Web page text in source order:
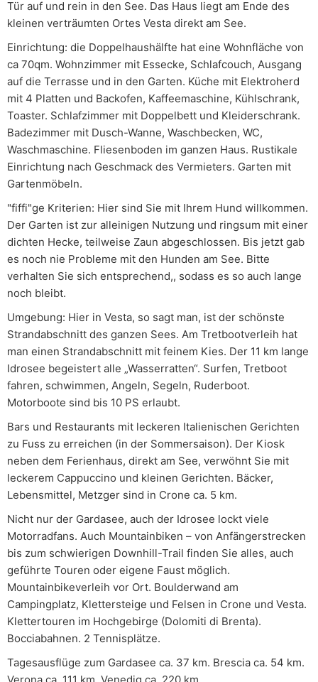
Tür auf und rein in den See. Das Haus liegt am Ende des
kleinen verträumten Ortes Vesta direkt am See.
Einrichtung: die Doppelhaushälfte hat eine Wohnfläche von
ca 70qm. Wohnzimmer mit Essecke, Schlafcouch, Ausgang
auf die Terrasse und in den Garten. Küche mit Elektroherd
mit 4 Platten und Backofen, Kaffeemaschine, Kühlschrank,
Toaster. Schlafzimmer mit Doppelbett und Kleiderschrank.
Badezimmer mit Dusch-Wanne, Waschbecken, WC,
Waschmaschine. Fliesenboden im ganzen Haus. Rustikale
Einrichtung nach Geschmack des Vermieters. Garten mit
Gartenmöbeln.
"fiffi"ge Kriterien: Hier sind Sie mit Ihrem Hund willkommen.
Der Garten ist zur alleinigen Nutzung und ringsum mit einer
dichten Hecke, teilweise Zaun abgeschlossen. Bis jetzt gab
es noch nie Probleme mit den Hunden am See. Bitte
verhalten Sie sich entsprechend,, sodass es so auch lange
noch bleibt.
Umgebung: Hier in Vesta, so sagt man, ist der schönste
Strandabschnitt des ganzen Sees. Am Tretbootverleih hat
man einen Strandabschnitt mit feinem Kies. Der 11 km lange
Idrosee begeistert alle „Wasserratten“. Surfen, Tretboot
fahren, schwimmen, Angeln, Segeln, Ruderboot.
Motorboote sind bis 10 PS erlaubt.
Bars und Restaurants mit leckeren Italienischen Gerichten
zu Fuss zu erreichen (in der Sommersaison). Der Kiosk
neben dem Ferienhaus, direkt am See, verwöhnt Sie mit
leckerem Cappuccino und kleinen Gerichten. Bäcker,
Lebensmittel, Metzger sind in Crone ca. 5 km.
Nicht nur der Gardasee, auch der Idrosee lockt viele
Motorradfans. Auch Mountainbiken – von Anfängerstrecken
bis zum schwierigen Downhill-Trail finden Sie alles, auch
geführte Touren oder eigene Faust möglich.
Mountainbikeverleih vor Ort. Boulderwand am
Campingplatz, Klettersteige und Felsen in Crone und Vesta.
Klettertouren im Hochgebirge (Dolomiti di Brenta).
Bocciabahnen. 2 Tennisplätze.
Tagesausflüge zum Gardasee ca. 37 km. Brescia ca. 54 km.